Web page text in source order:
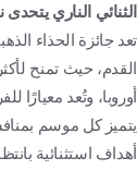
فينيسيوس جونيور
هاري كين
ريال
ماتيو ريتيغي
الدوري الفرنسي
الثنائي الناري يتحدى
تعد جائزة الحذاء
القدم، حيث تمنح
أوروبا، وتُعد معيارًا
يتميز كل موسم
أهداف استثنائية